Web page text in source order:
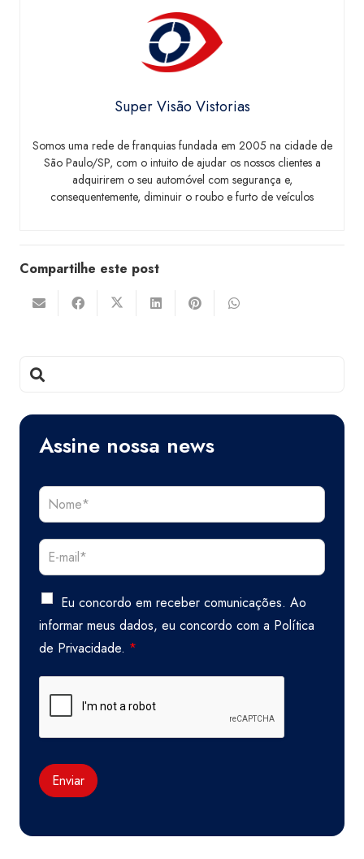
Super Visão Vistorias
Somos uma rede de franquias fundada em 2005 na cidade de
São Paulo/SP, com o intuito de ajudar os nossos clientes a
adquirirem o seu automóvel com segurança e,
consequentemente, diminuir o roubo e furto de veículos
Compartilhe este post
Assine nossa news
Eu concordo em receber comunicações. Ao
informar meus dados, eu concordo com a Política
de Privacidade. *
Enviar